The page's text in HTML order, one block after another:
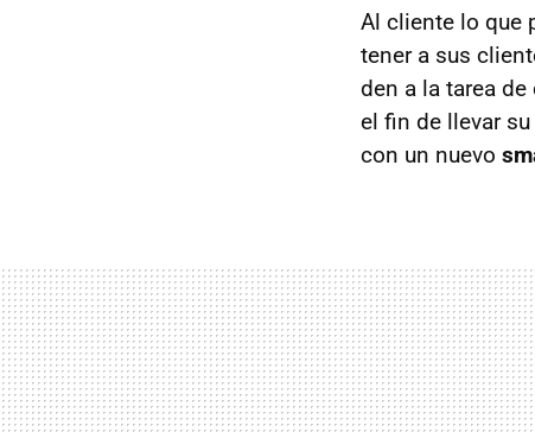
Al cliente lo que
tener a sus
den a la tarea
el fin de llevar
con un nuevo